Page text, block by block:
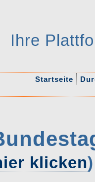
Ihre
Startseite
klicken)